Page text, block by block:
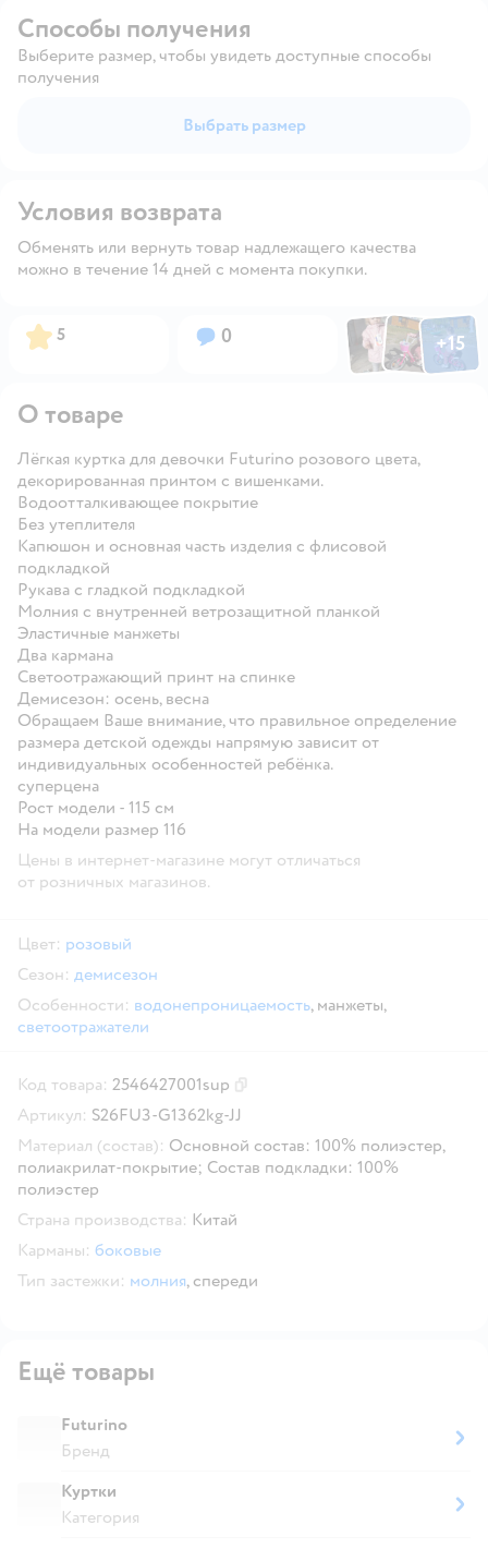
Способы получения
Выберите размер, чтобы увидеть доступные способы
получения
Выбрать размер
Условия возврата
Обменять или вернуть товар надлежащего качества
можно в течение 14 дней с момента покупки.
Рейтинг:
5 Вопросов:
0 ФотоФотоФото
+15
Открыть
О товаре
Лёгкая куртка для девочки Futurino розового цвета,
декорированная принтом с вишенками.
Водоотталкивающее покрытие
Без утеплителя
Капюшон и основная часть изделия с флисовой
подкладкой
Рукава с гладкой подкладкой
Молния с внутренней ветрозащитной планкой
Эластичные манжеты
Два кармана
Светоотражающий принт на спинке
Демисезон: осень, весна
Обращаем Ваше внимание, что правильное определение
размера детской одежды напрямую зависит от
индивидуальных особенностей ребёнка.
суперцена
Рост модели - 115 см
На модели размер 116
Цены в интернет-магазине могут отличаться
от розничных магазинов.
Цвет: розовый
Сезон: демисезон
Особенности: водонепроницаемость, манжеты,
светоотражатели
Код товара: 2546427001sup
Артикул: S26FU3-G1362kg-JJ
Материал (состав): Основной состав: 100% полиэстер,
полиакрилат-покрытие; Состав подкладки: 100%
полиэстер
Страна производства: Китай
Карманы: боковые
Тип застежки: молния, спереди
Ещё товары
Futurino
Бренд
Куртки
Категория